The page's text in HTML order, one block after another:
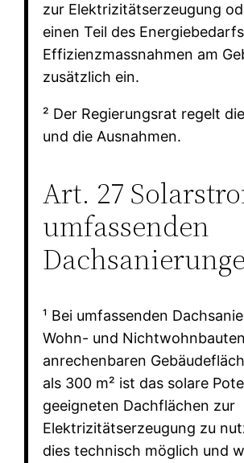
zur Elektrizitätserzeugung
einen Teil des
Effizienzmassnahmen am
zusätzlich ein.
² Der Regierungsrat regelt
und die Ausnahmen.
Art. 27
umfassenden
¹ Bei umfassenden
Wohn- und
anrechenbaren
als 300 m² ist das solare
geeigneten Dachflächen zur
Elektrizitätserzeugung zu
dies technisch möglich und